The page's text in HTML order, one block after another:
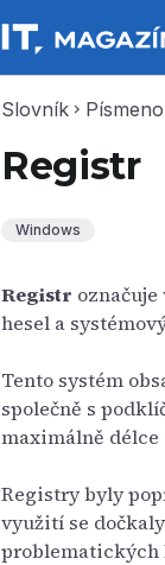
Slovník chevron_right
Registr
Windows
Registr
hesel a
Tento systém
společně s
maximálně délce
Registry byly
využití se
problematických